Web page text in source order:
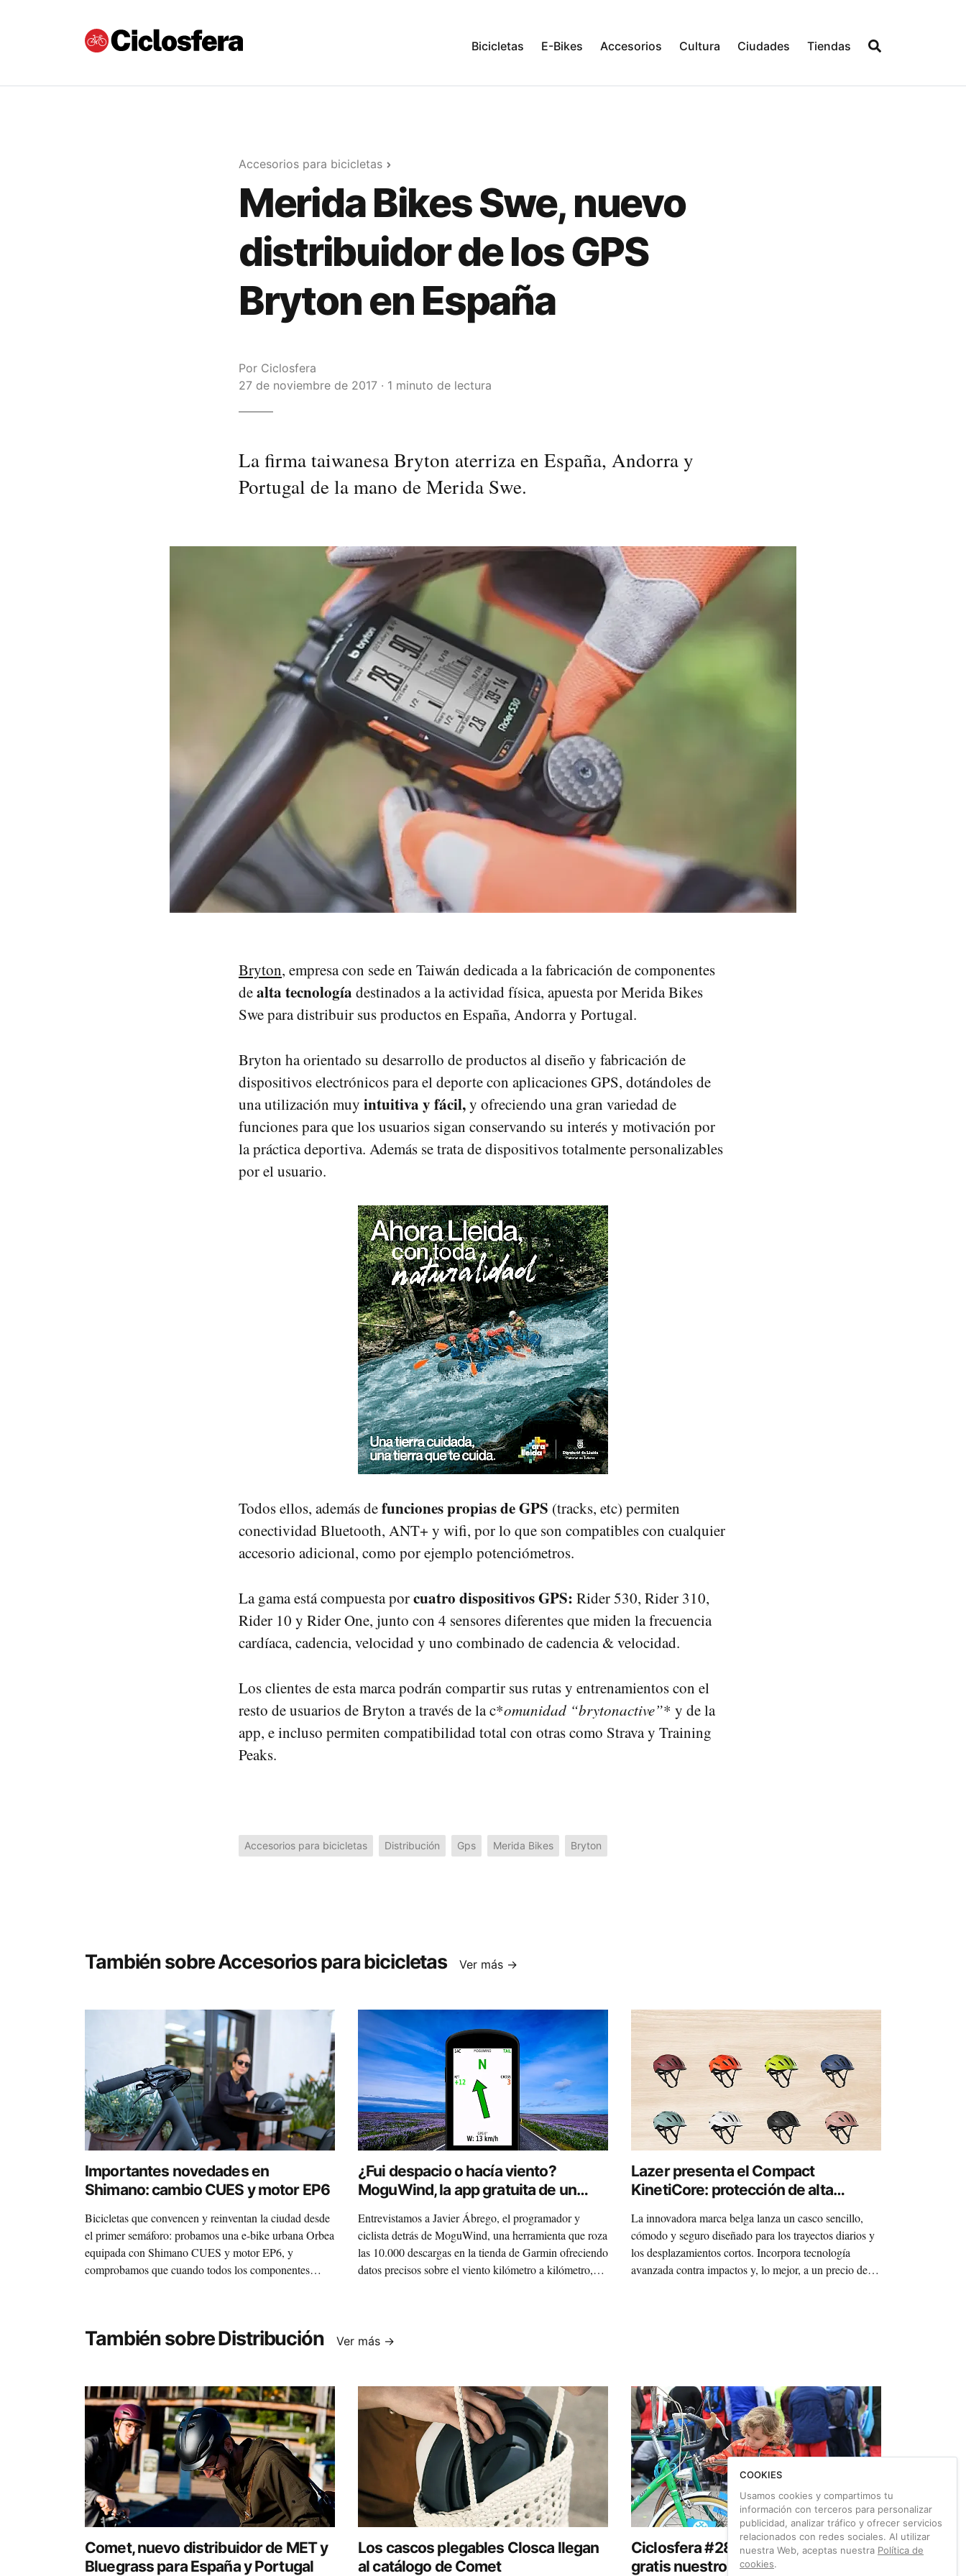
Bicicletas E-Bikes Accesorios Cultura Ciudades Tiendas
Accesorios para bicicletas
Merida Bikes Swe, nuevo
distribuidor de los GPS
Bryton en España
Por Ciclosfera
27 de noviembre de 2017 · 1 minuto de lectura
La firma taiwanesa Bryton aterriza en España, Andorra y
Portugal de la mano de Merida Swe.
Bryton, empresa con sede en Taiwán dedicada a la fabricación de componentes
dealta tecnología destinados a la actividad física, apuesta por Merida Bikes
Swe para distribuir sus productos en España, Andorra y Portugal.
Bryton ha orientado su desarrollo de productos al diseño y fabricación de
dispositivos electrónicos para el deporte con aplicaciones GPS, dotándoles de
una utilización muy intuitiva y fácil,y ofreciendo una gran variedad de
funciones para que los usuarios sigan conservando su interés y motivación por
la práctica deportiva. Además se trata de dispositivos totalmente personalizables
por el usuario.
Todos ellos, además defunciones propias de GPS (tracks, etc) permiten
conectividad Bluetooth, ANT+ y wifi, por lo que son compatibles con cualquier
accesorio adicional, como por ejemplo potenciómetros.
La gama está compuesta porcuatro dispositivos GPS: Rider 530, Rider 310,
Rider 10 y Rider One, junto con 4 sensores diferentes que miden la frecuencia
cardíaca, cadencia, velocidad y uno combinado de cadencia & velocidad.
Los clientes de esta marca podrán compartir sus rutas y entrenamientos con el
resto de usuarios de Bryton a través de la c*omunidad “brytonactive”* y de la
app, e incluso permiten compatibilidad total con otras como Strava y Training
Peaks.
Accesorios para bicicletas Distribución Gps Merida Bikes Bryton
También sobre Accesorios para bicicletas Ver más →
Importantes novedades en
Shimano: cambio CUES y motor EP6
Bicicletas que convencen y reinventan la ciudad desde
el primer semáforo: probamos una e-bike urbana Orbea
equipada con Shimano CUES y motor EP6, y
comprobamos que cuando todos los componentes
¿Fui despacio o hacía viento?
MoguWind, la app gratuita de un
ciclista español que triunfa en
Garmin
Entrevistamos a Javier Ábrego, el programador y
ciclista detrás de MoguWind, una herramienta que roza
las 10.000 descargas en la tienda de Garmin ofreciendo
datos precisos sobre el viento kilómetro a kilómetro,
Lazer presenta el Compact
KinetiCore: protección de alta
principiantes
La innovadora marca belga lanza un casco sencillo,
cómodo y seguro diseñado para los trayectos diarios y
los desplazamientos cortos. Incorpora tecnología
avanzada contra impactos y, lo mejor, a un precio de
También sobre Distribución Ver más →
Comet, nuevo distribuidor de MET y
Bluegrass para España y Portugal
Los cascos plegables Closca llegan
al catálogo de Comet
Ciclosfera #28: dónde encontrar
gratis nuestro número de primavera
COOKIES
Usamos cookies y compartimos tu
información con terceros para personalizar
publicidad, analizar tráfico y ofrecer servicios
relacionados con redes sociales. Al utilizar
nuestra Web, aceptas nuestra Política de
cookies.